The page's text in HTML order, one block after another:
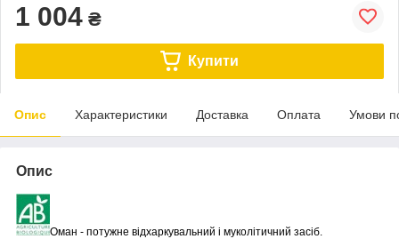
1 004 ₴
Купити
Опис Характеристики Доставка Оплата Умови
Опис
Оман - потужне відхаркувальний і муколітичний засіб.